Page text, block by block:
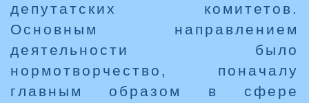
депутатских комитетов.
Основным направлением
деятельности было
нормотворчество, поначалу
главным образом в сфере